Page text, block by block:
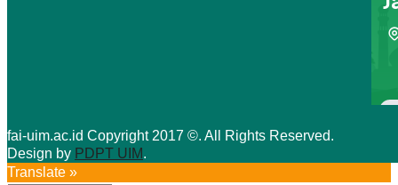
fai-uim.ac.id Copyright 2017 ©. All Rights Reserved.
Design by PDPT UIM.
Translate »